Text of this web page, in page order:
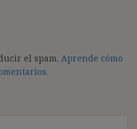
el spam. Aprende cómo